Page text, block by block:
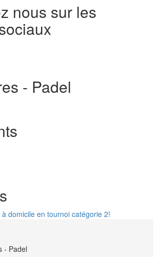
nous sur les
- Padel
domicile en tournoi catégorie 2!
- Padel